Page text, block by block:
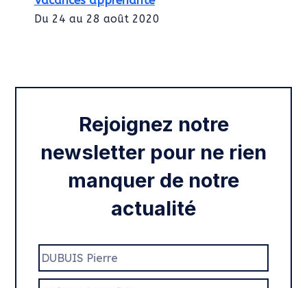
Du 24 au 28 août 2020
Rejoignez notre
newsletter pour ne rien
manquer de notre
actualité